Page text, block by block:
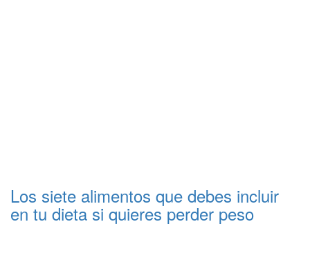
Los siete alimentos que debes incluir
en tu dieta si quieres perder peso